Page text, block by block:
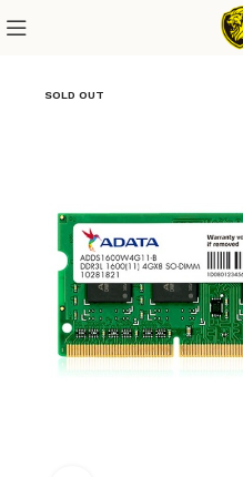
SOLD OUT